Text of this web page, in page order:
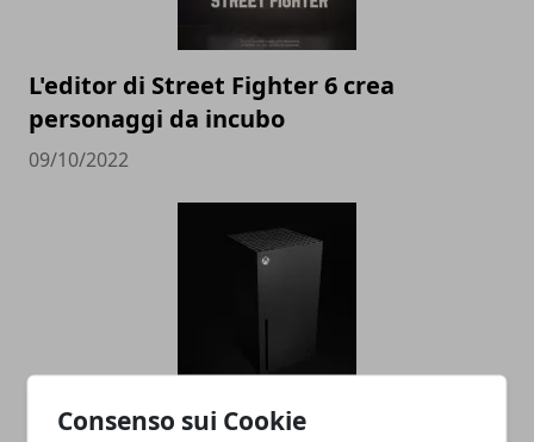
Consenso sui Cookie
L'editor di Street Fighter 6 crea
personaggi da incubo
09/10/2022
Xbox Series X e Playstation 5 stanno già